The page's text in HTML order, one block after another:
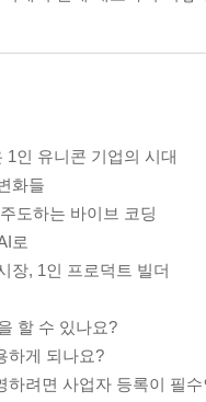
1인 유니콘 기업의 시대
화들
하는 바이브 코딩
로
, 1인 프로덕트 빌더
할 수 있나요?
게 되나요?
려면 사업자 등록이 필수